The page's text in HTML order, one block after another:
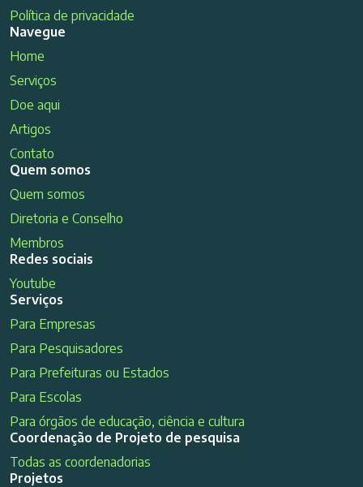
Política de privacidade
Navegue
Home
Serviços
Doe aqui
Artigos
Contato
Quem somos
Quem somos
Diretoria e Conselho
Membros
Redes sociais
Youtube
Serviços
Para Empresas
Para Pesquisadores
Para Prefeituras ou Estados
Para Escolas
Para órgãos de educação, ciência e cultura
Coordenação de Projeto de pesquisa
Todas as coordenadorias
Projetos